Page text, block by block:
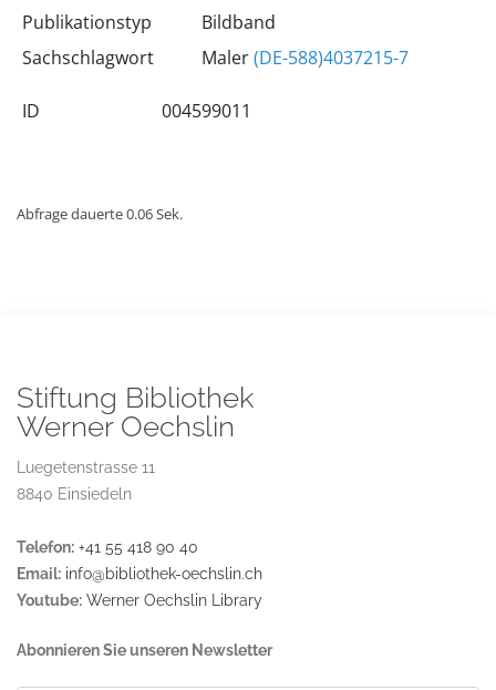
Publikationstyp
Bildband
Sachschlagwort
Maler(DE-588)4037215-7
ID 004599011
Abfrage dauerte 0.06 Sek.
Stiftung Bibliothek
Werner Oechslin
Luegetenstrasse 11
8840 Einsiedeln
Telefon: +41 55 418 90 40
Email: info@bibliothek-oechslin.ch
Youtube: Werner Oechslin Library
Abonnieren Sie unseren Newsletter